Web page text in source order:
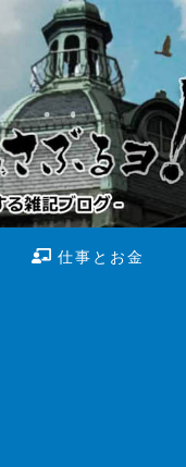
仕事とお金